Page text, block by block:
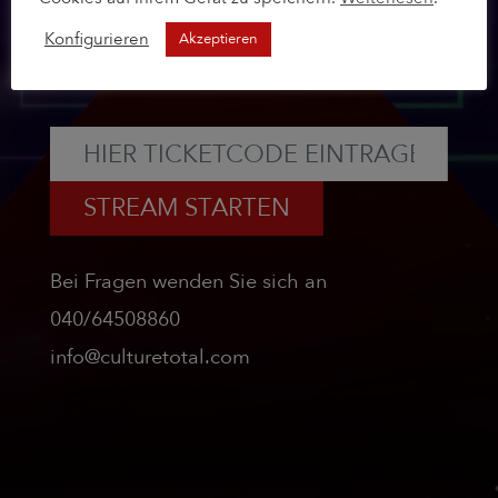
um den Livestream freizuschalten.
Dieser lässt sich erst 10 Minuten vor Beginn
STREAM STARTEN
Bei Fragen wenden Sie sich an
040/64508860
info@culturetotal.com
Konfigurieren
Akzeptieren